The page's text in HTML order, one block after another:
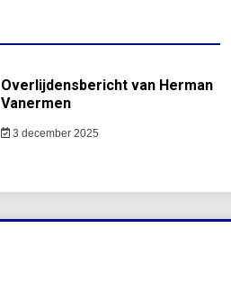
Overlijdensbericht van Herman
Vanermen
3 december 2025